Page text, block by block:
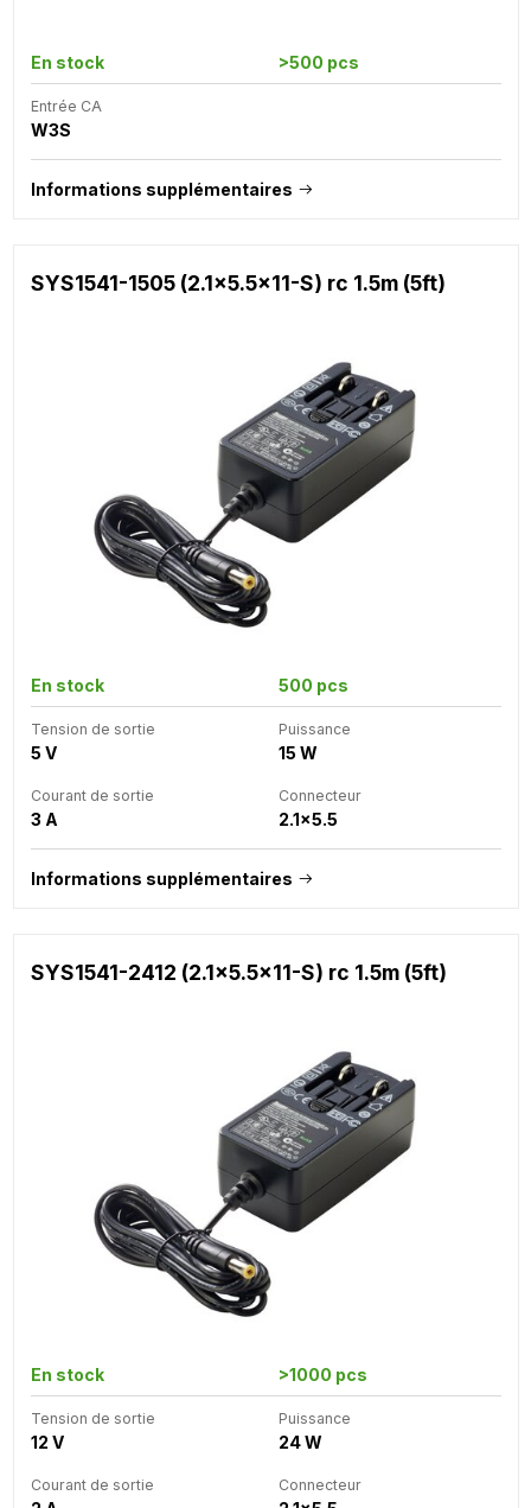
En stock >500 pcs
Entrée CA
W3S
Informations supplémentaires
SYS1541-1505 (2.1x5.5x11-S) rc 1.5m (5ft)
En stock 500 pcs
Tension de sortie
5 V
Puissance
15 W
Courant de sortie
3 A
Connecteur
2.1x5.5
Informations supplémentaires
SYS1541-2412 (2.1x5.5x11-S) rc 1.5m (5ft)
En stock >1000 pcs
Tension de sortie
12 V
Puissance
24 W
Courant de sortie Connecteur